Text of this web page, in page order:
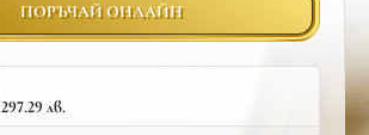
ПОРЪЧАЙ ОНЛАЙН
лв.